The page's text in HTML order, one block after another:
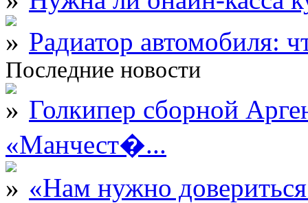
Радиатор автомобиля:
Последние новости
Голкипер сборной
«Манчест�...
«Нам нужно